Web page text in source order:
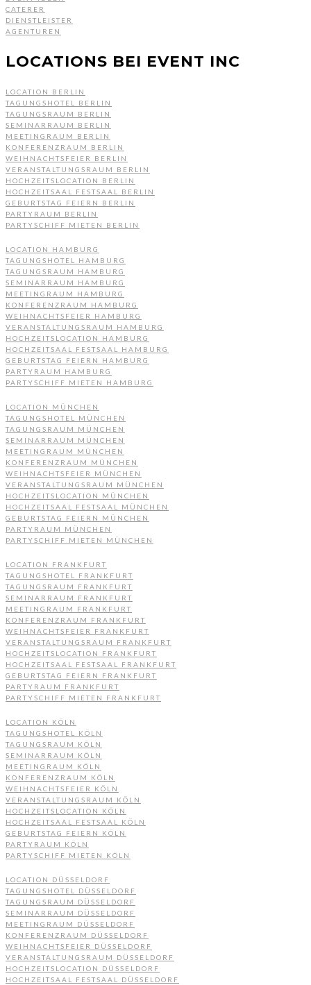
CATERER
DIENSTLEISTER
AGENTUREN
LOCATIONS BEI EVENT INC
LOCATION BERLIN
TAGUNGSHOTEL BERLIN
TAGUNGSRAUM BERLIN
SEMINARRAUM BERLIN
MEETINGRAUM BERLIN
KONFERENZRAUM BERLIN
WEIHNACHTSFEIER BERLIN
VERANSTALTUNGSRAUM BERLIN
HOCHZEITSLOCATION BERLIN
HOCHZEITSAAL FESTSAAL BERLIN
GEBURTSTAG FEIERN BERLIN
PARTYRAUM BERLIN
PARTYSCHIFF MIETEN BERLIN
LOCATION HAMBURG
TAGUNGSHOTEL HAMBURG
TAGUNGSRAUM HAMBURG
SEMINARRAUM HAMBURG
MEETINGRAUM HAMBURG
KONFERENZRAUM HAMBURG
WEIHNACHTSFEIER HAMBURG
VERANSTALTUNGSRAUM HAMBURG
HOCHZEITSLOCATION HAMBURG
HOCHZEITSAAL FESTSAAL HAMBURG
GEBURTSTAG FEIERN HAMBURG
PARTYRAUM HAMBURG
PARTYSCHIFF MIETEN HAMBURG
LOCATION MÜNCHEN
TAGUNGSHOTEL MÜNCHEN
TAGUNGSRAUM MÜNCHEN
SEMINARRAUM MÜNCHEN
MEETINGRAUM MÜNCHEN
KONFERENZRAUM MÜNCHEN
WEIHNACHTSFEIER MÜNCHEN
VERANSTALTUNGSRAUM MÜNCHEN
HOCHZEITSLOCATION MÜNCHEN
HOCHZEITSAAL FESTSAAL MÜNCHEN
GEBURTSTAG FEIERN MÜNCHEN
PARTYRAUM MÜNCHEN
PARTYSCHIFF MIETEN MÜNCHEN
LOCATION FRANKFURT
TAGUNGSHOTEL FRANKFURT
TAGUNGSRAUM FRANKFURT
SEMINARRAUM FRANKFURT
MEETINGRAUM FRANKFURT
KONFERENZRAUM FRANKFURT
WEIHNACHTSFEIER FRANKFURT
VERANSTALTUNGSRAUM FRANKFURT
HOCHZEITSLOCATION FRANKFURT
HOCHZEITSAAL FESTSAAL FRANKFURT
GEBURTSTAG FEIERN FRANKFURT
PARTYRAUM FRANKFURT
PARTYSCHIFF MIETEN FRANKFURT
LOCATION KÖLN
TAGUNGSHOTEL KÖLN
TAGUNGSRAUM KÖLN
SEMINARRAUM KÖLN
MEETINGRAUM KÖLN
KONFERENZRAUM KÖLN
WEIHNACHTSFEIER KÖLN
VERANSTALTUNGSRAUM KÖLN
HOCHZEITSLOCATION KÖLN
HOCHZEITSAAL FESTSAAL KÖLN
GEBURTSTAG FEIERN KÖLN
PARTYRAUM KÖLN
PARTYSCHIFF MIETEN KÖLN
LOCATION DÜSSELDORF
TAGUNGSHOTEL DÜSSELDORF
TAGUNGSRAUM DÜSSELDORF
SEMINARRAUM DÜSSELDORF
MEETINGRAUM DÜSSELDORF
KONFERENZRAUM DÜSSELDORF
WEIHNACHTSFEIER DÜSSELDORF
VERANSTALTUNGSRAUM DÜSSELDORF
HOCHZEITSLOCATION DÜSSELDORF
HOCHZEITSAAL FESTSAAL DÜSSELDORF